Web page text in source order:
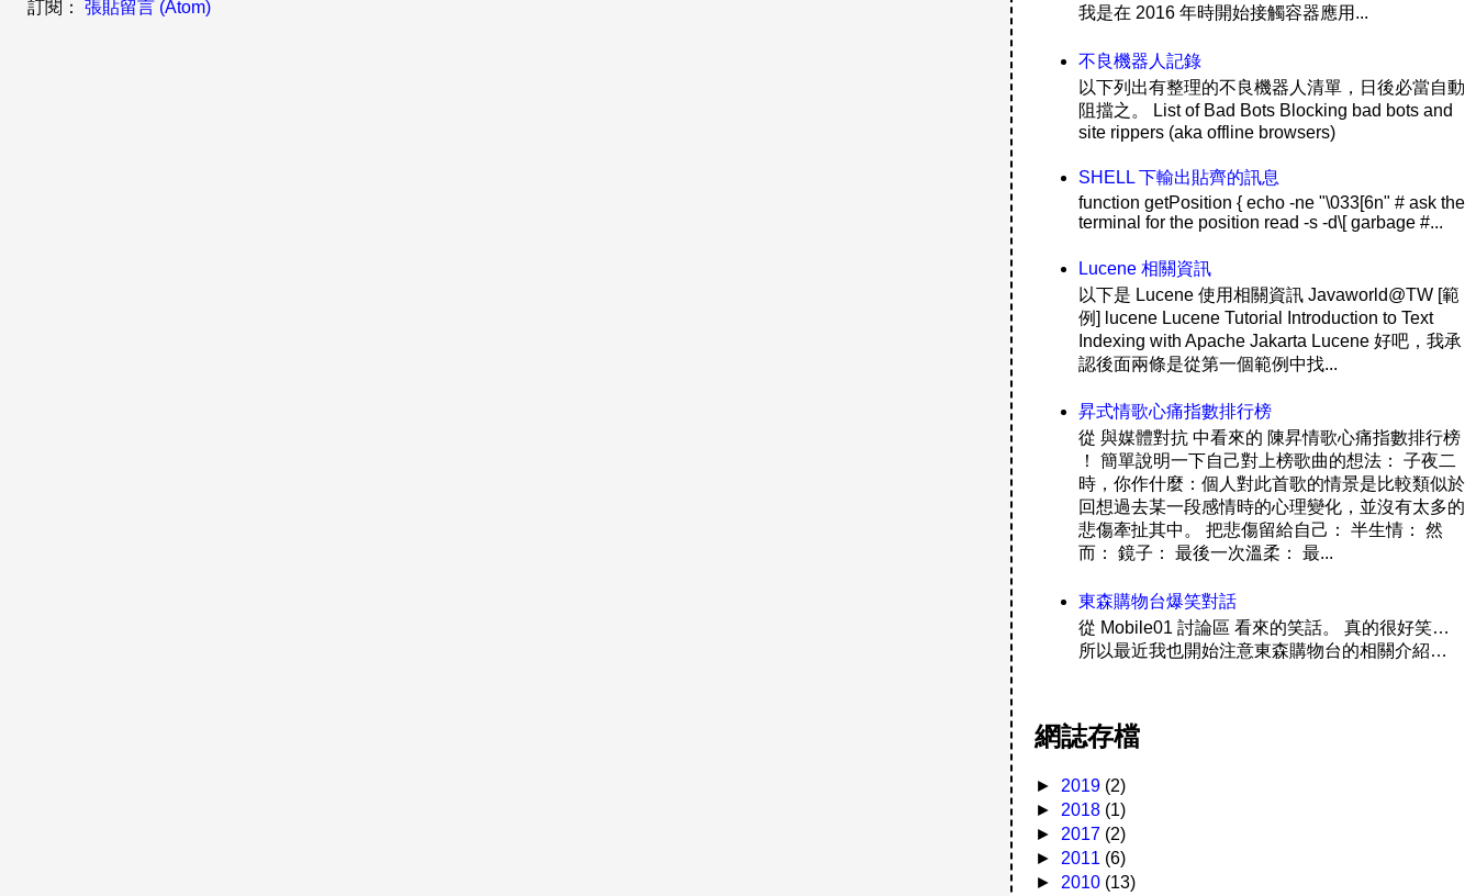
訂閱： 張貼留言 (Atom)
我是在 2016 年時開始接觸容器應用...
不良機器人記錄
以下列出有整理的不良機器人清單，日後必當自動
阻擋之。 List of Bad Bots Blocking bad bots and
site rippers (aka offline browsers)
SHELL 下輸出貼齊的訊息
function getPosition { echo -ne "\033[6n" # ask the
terminal for the position read -s -d\[ garbage #...
Lucene 相關資訊
以下是 Lucene 使用相關資訊 Javaworld@TW [範
例] lucene Lucene Tutorial Introduction to Text
Indexing with Apache Jakarta Lucene 好吧，我承
認後面兩條是從第一個範例中找...
昇式情歌心痛指數排行榜
從 與媒體對抗 中看來的 陳昇情歌心痛指數排行榜
！ 簡單說明一下自己對上榜歌曲的想法： 子夜二
時，你作什麼：個人對此首歌的情景是比較類似於
回想過去某一段感情時的心理變化，並沒有太多的
悲傷牽扯其中。 把悲傷留給自己： 半生情： 然
而： 鏡子： 最後一次溫柔： 最...
東森購物台爆笑對話
從 Mobile01 討論區 看來的笑話。 真的很好笑…
所以最近我也開始注意東森購物台的相關介紹…
網誌存檔
► 2019 (2)
► 2018 (1)
► 2017 (2)
► 2011 (6)
► 2010 (13)